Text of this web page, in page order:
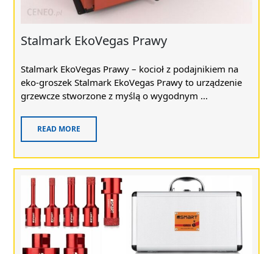
Stalmark EkoVegas Prawy
Stalmark EkoVegas Prawy – kocioł z podajnikiem na
eko-groszek Stalmark EkoVegas Prawy to urządzenie
grzewcze stworzone z myślą o wygodnym ...
READ MORE